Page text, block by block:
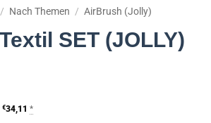
/ Nach Themen / AirBrush (Jolly)
SET (JOLLY)
€34,11 *